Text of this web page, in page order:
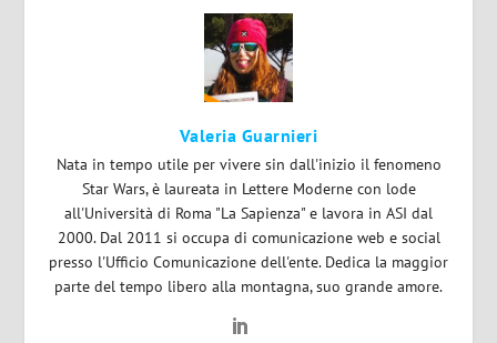
Valeria Guarnieri
Nata in tempo utile per vivere sin dall'inizio il fenomeno
Star Wars, è laureata in Lettere Moderne con lode
all'Università di Roma "La Sapienza" e lavora in ASI dal
2000. Dal 2011 si occupa di comunicazione web e social
presso l'Ufficio Comunicazione dell'ente. Dedica la maggior
parte del tempo libero alla montagna, suo grande amore.